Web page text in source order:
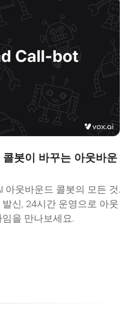
봇이 바꾸는 아웃바운
아웃바운드 콜봇의 모든 것.
신, 24시간 운영으로 아웃
을 만나보세요.